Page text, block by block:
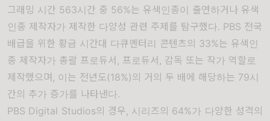
그래밍 시간 563시간 중 56%는 유색인종이 출연하거나 유색
인종 제작자가 제작한 다양성 관련 주제를 탐구했다. PBS 전국
배급을 위한 황금 시간대 다큐멘터리 콘텐츠의 33%는 유색인
종 제작자가 총괄 프로듀서 , 프로듀서 , 감독 또는 작가 역할로
제작했으며 , 이는 전년도(18%)의 거의 두 배에 해당하는 79시
간의 추가 증가를 나타낸다.
PBS Digital Studios의 경우, 시리즈의 64%가 다양한 성격의